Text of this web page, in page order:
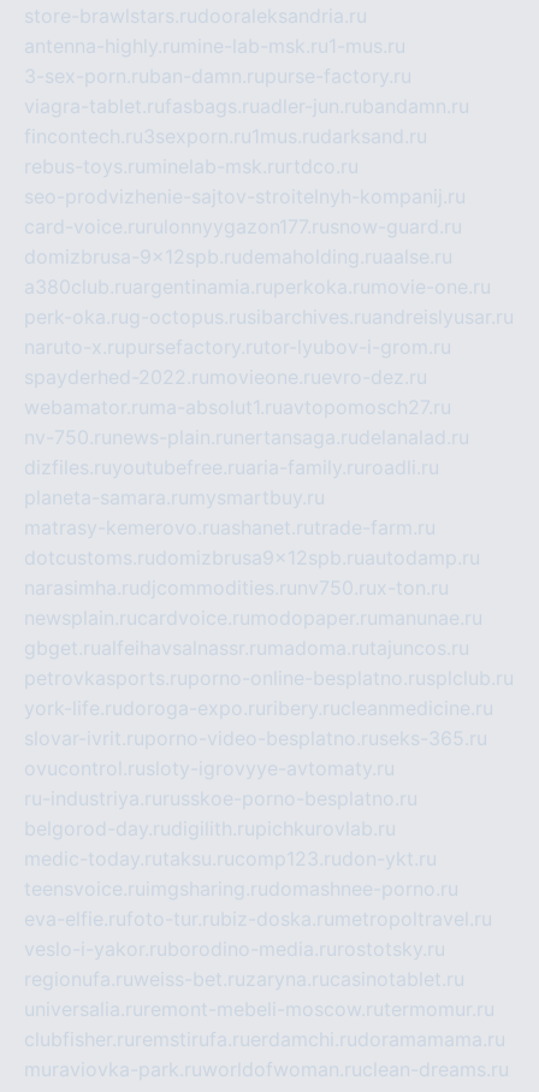
store-brawlstars.rudooraleksandria.ru
antenna-highly.ru mine-lab-msk.ru1-mus.ru
3-sex-porn.ruban-damn.rupurse-factory.ru
viagra-tablet.rufasbags.ruadler-jun.rubandamn.ru
fincontech.ru3sexporn.ru1mus.rudarksand.ru
rebus-toys.ru minelab-msk.ru rtdco.ru
seo-prodvizhenie-sajtov-stroitelnyh-kompanij.ru
card-voice.ru rulonnyygazon177.rusnow-guard.ru
domizbrusa-9x12spb.rudemaholding.ruaalse.ru
a380club.ruargentinamia.ruperkoka.ru movie-one.ru
perk-oka.rug-octopus.rusibarchives.ruandreislyusar.ru
naruto-x.rupursefactory.rutor-lyubov-i-grom.ru
spayderhed-2022.ru movieone.ruevro-dez.ru
webamator.ru ma-absolut1.ruavtopomosch27.ru
nv-750.ru news-plain.ru nertansaga.rudelanalad.ru
dizfiles.ruyoutubefree.ruaria-family.ru roadli.ru
planeta-samara.ru mysmartbuy.ru
matrasy-kemerovo.ruashanet.rutrade-farm.ru
dotcustoms.rudomizbrusa9x12spb.ruautodamp.ru
narasimha.rudjcommodities.ru nv750.rux-ton.ru
newsplain.rucardvoice.ru modopaper.ru manunae.ru
gbget.rualfeihavsalnassr.ru madoma.rutajuncos.ru
petrovkasports.ruporno-online-besplatno.rusplclub.ru
york-life.rudoroga-expo.ru ribery.rucleanmedicine.ru
slovar-ivrit.ruporno-video-besplatno.ruseks-365.ru
ovucontrol.rusloty-igrovyye-avtomaty.ru
ru-industriya.ru russkoe-porno-besplatno.ru
belgorod-day.rudigilith.rupichkurovlab.ru
medic-today.rutaksu.rucomp123.rudon-ykt.ru
teensvoice.ru imgsharing.rudomashnee-porno.ru
eva-elfie.rufoto-tur.rubiz-doska.ru metropoltravel.ru
veslo-i-yakor.ruborodino-media.ru rostotsky.ru
regionufa.ruweiss-bet.ruzaryna.rucasinotablet.ru
universalia.ru remont-mebeli-moscow.rutermomur.ru
clubfisher.ru remstirufa.ruerdamchi.rudoramamama.ru
muraviovka-park.ruworldofwoman.ruclean-dreams.ru